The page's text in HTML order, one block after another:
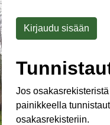
Kirjaudu sisään
Jos
painikkeella
osakasrekisteriin.